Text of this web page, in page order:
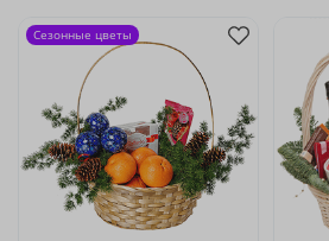
Сезонные цветы